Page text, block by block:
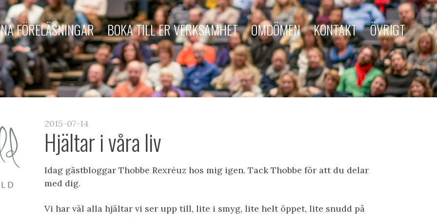
FÖRELÄSNINGAR BOKA TILL ER VERKSAMHET OMDÖMEN KONTAKT ÖVRIGT
2015-07-14
Hjältar i våra liv
Idag gästbloggar Thobbe Rexréuz hos mig igen. Tack Thobbe för att du delar
med dig.
Vi har väl alla hjältar vi ser upp till, lite i smyg, lite helt öppet, lite snudd på